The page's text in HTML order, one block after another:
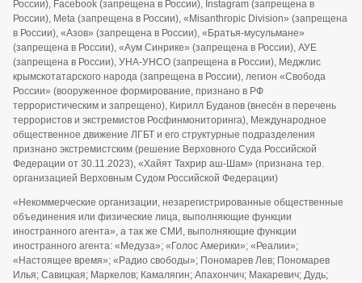
России), Facebook (запрещена в России), Instagram (запрещена в
России), Meta (запрещена в России), «Misanthropic Division» (запрещена
в России), «Азов» (запрещена в России), «Братья-мусульмане»
(запрещена в России), «Аум Синрике» (запрещена в России), АУЕ
(запрещена в России), УНА-УНСО (запрещена в России), Меджлис
крымскотатарского народа (запрещена в России), легион «Свобода
России» (вооруженное формирование, признано в РФ
террористическим и запрещено), Кирилл Буданов (внесён в перечень
террористов и экстремистов Росфинмониторинга), Международное
общественное движение ЛГБТ и его структурные подразделения
признано экстремистским (решение Верховного Суда Российской
Федерации от 30.11.2023), «Хайят Тахрир аш-Шам» (признана тер.
организацией Верховным Судом Российской Федерации)
«Некоммерческие организации, незарегистрированные общественные
объединения или физические лица, выполняющие функции
иностранного агента», а так же СМИ, выполняющие функции
иностранного агента: «Медуза»; «Голос Америки»; «Реалии»;
«Настоящее время»; «Радио свободы»; Пономарев Лев; Пономарев
Илья; Савицкая; Маркелов; Камалягин; Апахончич; Макаревич; Дудь;